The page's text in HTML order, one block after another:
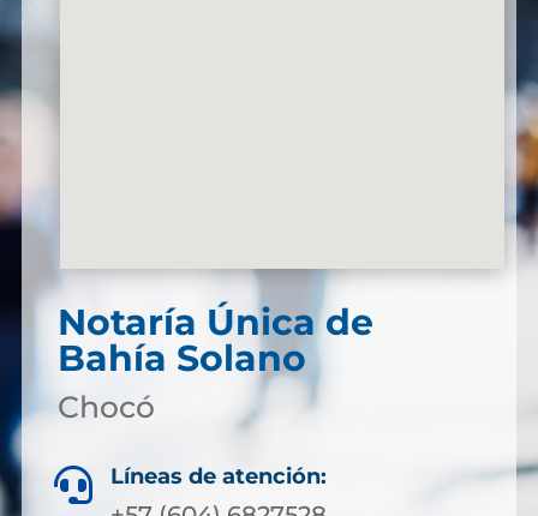
Notaría Única de
Bahía Solano
Chocó
 Líneas de atención: